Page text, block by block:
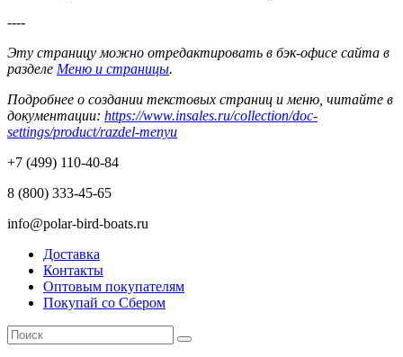
----
Эту страницу можно отредактировать в бэк-офисе сайта в
разделе Меню и страницы.
Подробнее о создании текстовых страниц и меню, читайте в
документации: https://www.insales.ru/collection/doc-
settings/product/razdel-menyu
+7 (499) 110-40-84
8 (800) 333-45-65
info@polar-bird-boats.ru
Доставка
Контакты
Оптовым покупателям
Покупай со Сбером